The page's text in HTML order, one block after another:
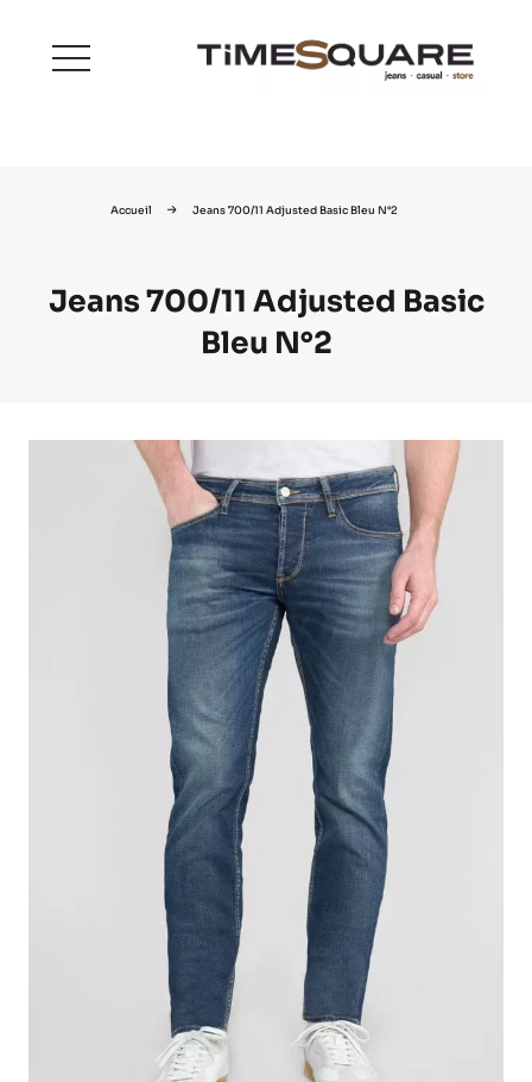
menu
Accueil Jeans 700/11 Adjusted Basic Bleu N°2
Jeans 700/11 Adjusted Basic
Bleu N°2